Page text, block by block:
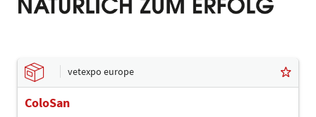
vetexpo europe
ColoSan